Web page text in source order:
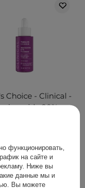
Choice - Clinical -
20%
15
функционировать,
на сайте и
Ниже вы
данные мы и
Вы можете